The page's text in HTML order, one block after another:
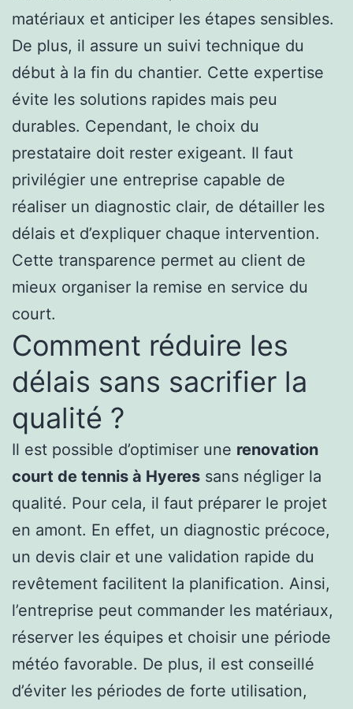
matériaux et anticiper les étapes sensibles.
De plus, il assure un suivi technique du
début à la fin du chantier. Cette expertise
évite les solutions rapides mais peu
durables. Cependant, le choix du
prestataire doit rester exigeant. Il faut
privilégier une entreprise capable de
réaliser un diagnostic clair, de détailler les
délais et d’expliquer chaque intervention.
Cette transparence permet au client de
mieux organiser la remise en service du
court.
Comment réduire les
délais sans sacrifier la
qualité ?
Il est possible d’optimiser une renovation
court de tennis à Hyeres sans négliger la
qualité. Pour cela, il faut préparer le projet
en amont. En effet, un diagnostic précoce,
un devis clair et une validation rapide du
revêtement facilitent la planification. Ainsi,
l’entreprise peut commander les matériaux,
réserver les équipes et choisir une période
météo favorable. De plus, il est conseillé
d’éviter les périodes de forte utilisation,